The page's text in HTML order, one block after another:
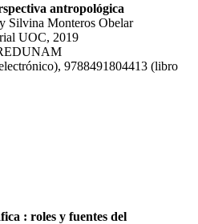
antropológica
Silvina Monteros Obelar
UOC, 2019
9788491804413 (libro
: roles y fuentes del